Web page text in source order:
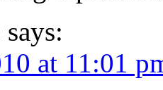
says:
at 11:01